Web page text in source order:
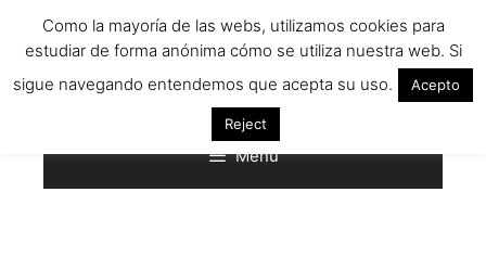
Menú
Como la mayoría de las webs, utilizamos cookies para
estudiar de forma anónima cómo se utiliza nuestra web. Si
sigue navegando entendemos que acepta su uso.
Acepto
Reject